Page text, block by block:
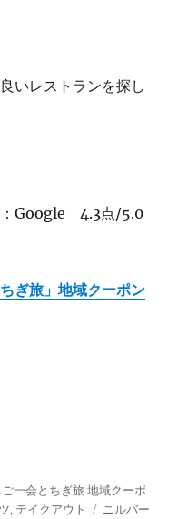
いレストランを探し
：Google 4.3点/5.0
ぎ旅」地域クーポン
絶景カフェ ”山のレス
一会とちぎ旅 地域クーポ
, テイクアウト
タ
ニルバー